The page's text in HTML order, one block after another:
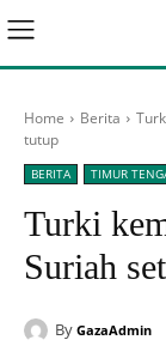
Home Berita
tutup
BERITA TIMUR
Turki
Suriah
By GazaAdmin